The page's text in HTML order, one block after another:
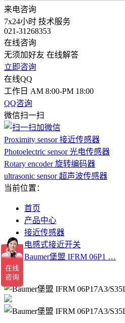
来电咨询
7x24小时 技术服务
021-31268353
在线咨询
无须加好友 在线解答
立即咨询
在线QQ
工作日 AM 8:00-PM 18:00
QQ咨询
微信扫一扫
Proximity sensor 接近传感器
Photoelectric sensor 光电传感器
Rotary encoder 旋转编码器
ultrasonic sensor 超声波传感器
当前位置：
首页
产品中心
接近传感器
电感式接近开关
Baumer堡盟 IFRM 06P1 …
返回